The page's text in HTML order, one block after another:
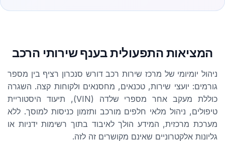
המציאות התפעולית בענף שירותי הרכב
ניהול יומיומי של מרכז שירות רכב דורש סנכרון רציף בין מספר
גורמים: יועצי שירות, טכנאים, מחסנאים ולקוחות קצה. השגרה
כוללת מעקב אחר מספרי שלדה (VIN), תיעוד היסטוריית
טיפולים, ניהול מלאי חלפים מורכב ותזמון כניסות למוסך. ללא
מערכת מרכזית, המידע הולך לאיבוד בתוך רשימות ידניות או
גליונות אלקטרוניים שאינם מקושרים זה לזה.